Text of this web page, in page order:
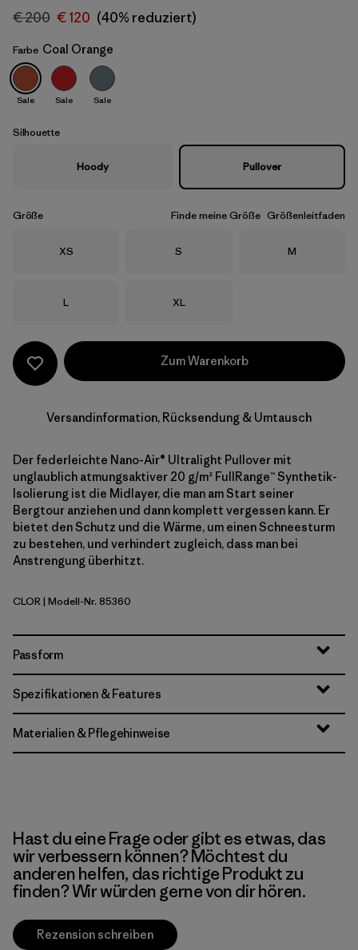
Coal Orange
€ 200 € 120 (40% reduziert)
Farbe Coal Orange
Sale Sale Sale
Silhouette
Hoody Pullover
Größe Finde meine Größe Größenleitfaden
Größe
XS Größe
S Größe
M
Größe
L Größe
XL
Zum Warenkorb
Versandinformation, Rücksendung & Umtausch
Der federleichte Nano-Air® Ultralight Pullover mit
unglaublich atmungsaktiver 20 g/m² FullRange™ Synthetik-
Isolierung ist die Midlayer, die man am Start seiner
Bergtour anziehen und dann komplett vergessen kann. Er
bietet den Schutz und die Wärme, um einen Schneesturm
zu bestehen, und verhindert zugleich, dass man bei
Anstrengung überhitzt.
Coal Orange
CLOR| Modell-Nr. 85360
Passform
Spezifikationen & Features
Materialien & Pflegehinweise
Hast du eine Frage oder gibt es etwas, das
wir verbessern können? Möchtest du
anderen helfen, das richtige Produkt zu
finden? Wir würden gerne von dir hören.
Rezension schreiben